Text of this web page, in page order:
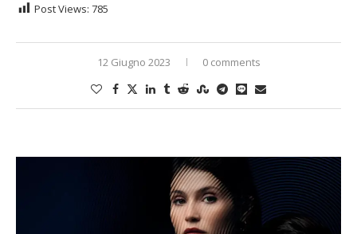
Post Views: 785
12 Giugno 2023 0 comments